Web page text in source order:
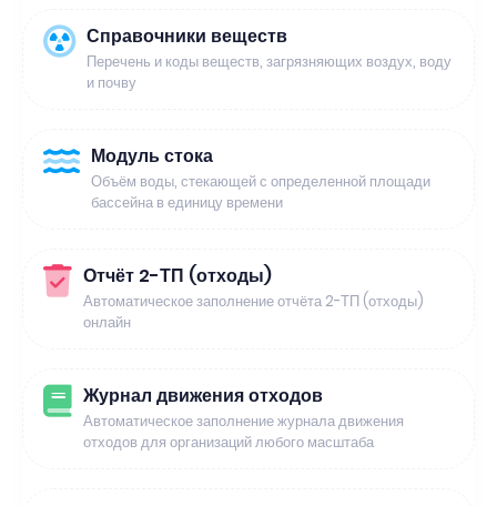
Справочники веществ
Перечень и коды веществ, загрязняющих воздух, воду
и почву
Модуль стока
Объём воды, стекающей с определенной площади
бассейна в единицу времени
Отчёт 2-ТП (отходы)
Автоматическое заполнение отчёта 2-ТП (отходы)
онлайн
Журнал движения отходов
Автоматическое заполнение журнала движения
отходов для организаций любого масштаба